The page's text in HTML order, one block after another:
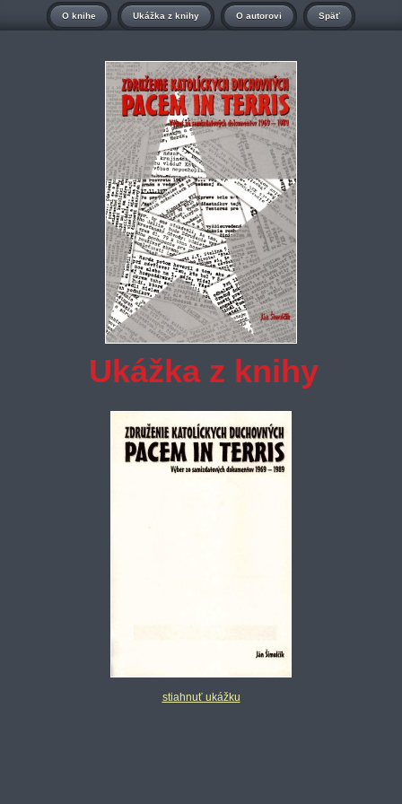
O knihe Ukážka z knihy O autorovi Späť
Ukážka z knihy
stiahnuť ukážku